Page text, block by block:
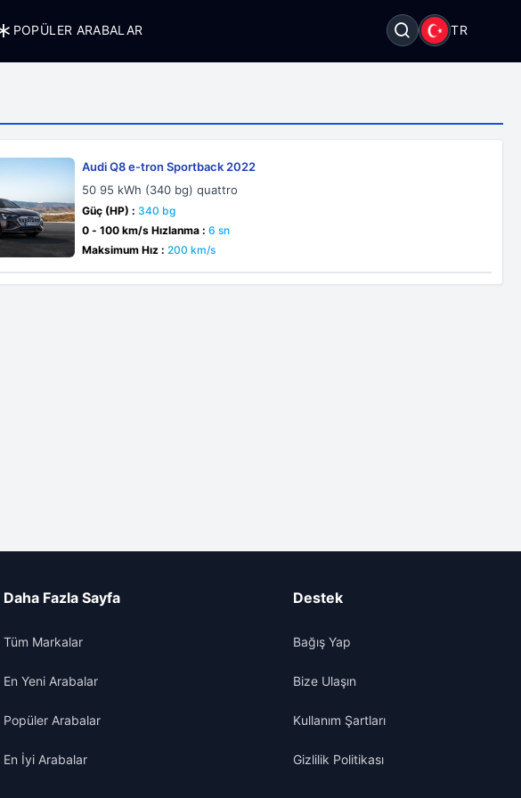
POPÜLER ARABALAR TR
Audi Q8 e-tron Sportback 2022
50 95 kWh (340 bg) quattro
Güç (HP) : 340 bg
0 - 100 km/s Hızlanma : 6 sn
Maksimum Hız : 200 km/s
Daha Fazla Sayfa
Tüm Markalar
En Yeni Arabalar
Popüler Arabalar
En İyi Arabalar
Destek
Bağış Yap
Bize Ulaşın
Kullanım Şartları
Gizlilik Politikası